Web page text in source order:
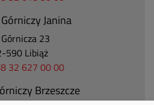
Janina
23
590 Libiąż
32 627 00 00
Brzeszcze